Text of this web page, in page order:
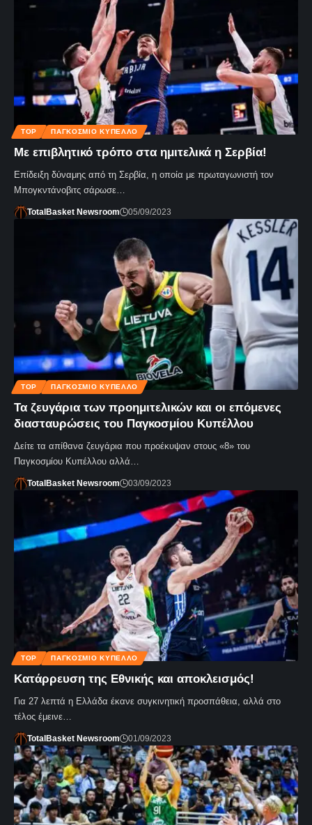
TOP ΠΑΓΚΌΣΜΙΟ ΚΎΠΕΛΛΟ
Με επιβλητικό τρόπο στα ημιτελικά η Σερβία!
Επίδειξη δύναμης από τη Σερβία, η οποία με πρωταγωνιστή τον
Μπογκντάνοβιτς σάρωσε…
TotalBasket Newsroom 05/09/2023
TOP ΠΑΓΚΌΣΜΙΟ ΚΎΠΕΛΛΟ
Τα ζευγάρια των προημιτελικών και οι επόμενες
διασταυρώσεις του Παγκοσμίου Κυπέλλου
Δείτε τα απίθανα ζευγάρια που προέκυψαν στους «8» του
Παγκοσμίου Κυπέλλου αλλά…
TotalBasket Newsroom 03/09/2023
TOP ΠΑΓΚΌΣΜΙΟ ΚΎΠΕΛΛΟ
Κατάρρευση της Εθνικής και αποκλεισμός!
Για 27 λεπτά η Ελλάδα έκανε συγκινητική προσπάθεια, αλλά στο
τέλος έμεινε…
TotalBasket Newsroom 01/09/2023